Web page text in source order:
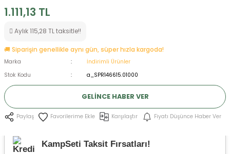
Mermisi
1.111,13 TL
Aylık 115,28 TL taksitle!!
🚚 Siparişin genellikle aynı gün, süper hızla kargoda!
Marka
İndirimli Ürünler
Stok Kodu
a_SPR146615.01000
GELINCE HABER VER
Paylaş Karşılaştır Fiyatı Düşünce Haber Ver
KampSeti Taksit Fırsatları!